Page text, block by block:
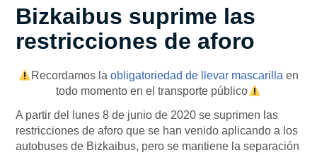
Bizkaibus suprime las
restricciones de aforo
Recordamos laobligatoriedad de llevar mascarilla en
todo momento en el transporte público
A partir del lunes 8 de junio de 2020 se suprimen las
restricciones de aforo que se han venido aplicando a los
autobuses de Bizkaibus, pero se mantiene la separación